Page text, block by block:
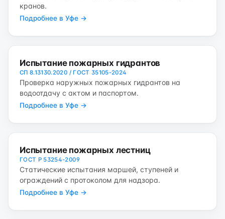
кранов.
Подробнее в Уфе →
Испытание пожарных гидрантов
СП 8.13130.2020 / ГОСТ 35105-2024
Проверка наружных пожарных гидрантов на
водоотдачу с актом и паспортом.
Подробнее в Уфе →
Испытание пожарных лестниц
ГОСТ Р 53254-2009
Статические испытания маршей, ступеней и
ограждений с протоколом для надзора.
Подробнее в Уфе →